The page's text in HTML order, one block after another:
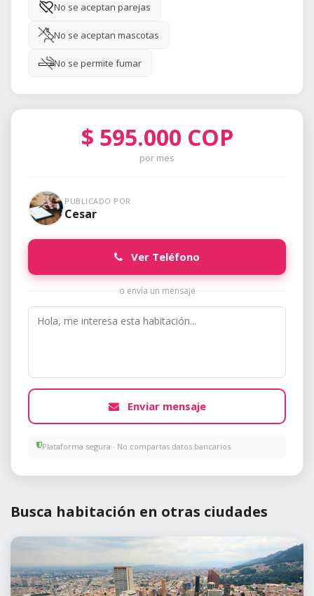
No se aceptan parejas
No se aceptan mascotas
No se permite fumar
$ 595.000 COP
por mes
PUBLICADO POR
Cesar
Ver Teléfono
o envía un mensaje
Enviar mensaje
Plataforma segura · No compartas datos bancarios
Busca habitación en otras ciudades